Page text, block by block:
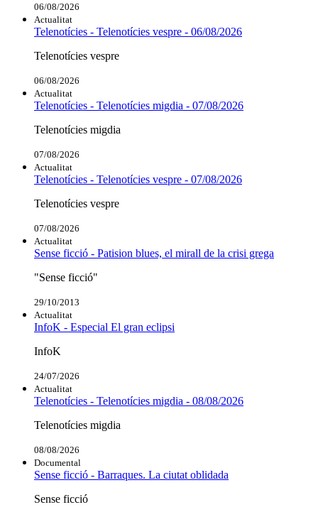
06/08/2026
Actualitat
Telenotícies - Telenotícies vespre - 06/08/2026
Telenotícies vespre
06/08/2026
Actualitat
Telenotícies - Telenotícies migdia - 07/08/2026
Telenotícies migdia
07/08/2026
Actualitat
Telenotícies - Telenotícies vespre - 07/08/2026
Telenotícies vespre
07/08/2026
Actualitat
Sense ficció - Patision blues, el mirall de la crisi grega
"Sense ficció"
29/10/2013
Actualitat
InfoK - Especial El gran eclipsi
InfoK
24/07/2026
Actualitat
Telenotícies - Telenotícies migdia - 08/08/2026
Telenotícies migdia
08/08/2026
Documental
Sense ficció - Barraques. La ciutat oblidada
Sense ficció